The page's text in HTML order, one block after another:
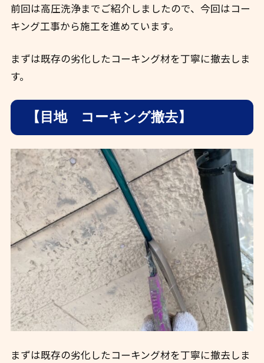
前回は高圧洗浄までご紹介しましたので、今回はコー
キング工事から施工を進めています。
まずは既存の劣化したコーキング材を丁寧に撤去しま
す。
【目地 コーキング撤去】
まずは既存の劣化したコーキング材を丁寧に撤去しま